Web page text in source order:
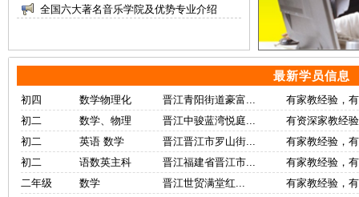
全国六大著名音乐学院及优势专业介绍
最新学员信息
初四 数学物理化 晋江青阳街道豪富...
有家教经验，
初二
数学、物理 晋江中骏蓝湾悦庭...
有资深家教经
初二
英语 数学 晋江晋江市罗山街...
有家教经验，
初二
语数英主科 晋江福建省晋江市...
有家教经验，
二年级
数学 晋江世贸满堂红...
有家教经验，